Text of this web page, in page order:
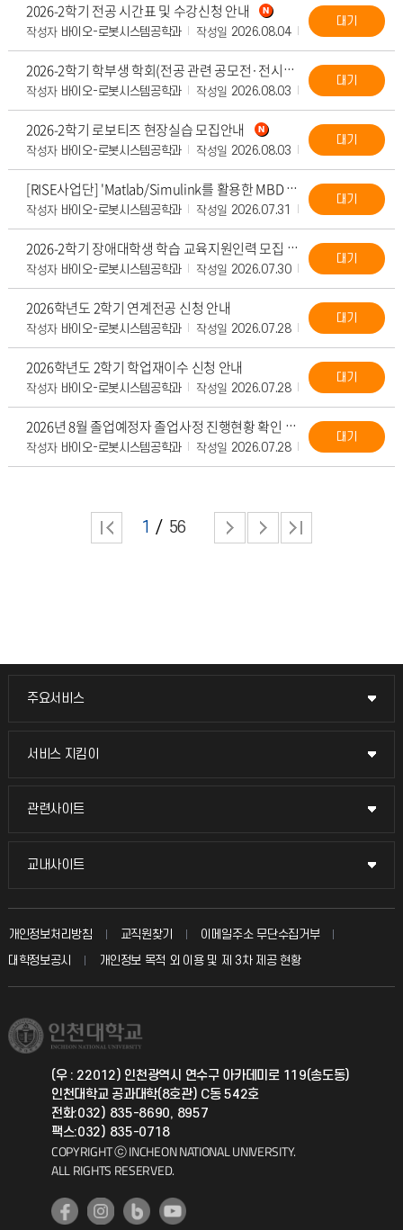
2026-2학기 전공 시간표 및 수강신청 안내
작성자 바이오-로봇시스템공학과 작성일 2026.08.04 조회수 첨부
대기
2026-2학기 학부생 학회(전공 관련 공모전·전시회·각종 대회 포함)발표 지원 프로그램
작성자 바이오-로봇시스템공학과 작성일 2026.08.03 조회수 첨부
대기
2026-2학기 로보티즈 현장실습 모집안내
작성자 바이오-로봇시스템공학과 작성일 2026.08.03 조회수 첨부
대기
[RISE사업단] 'Matlab/Simulink를 활용한 MBD 입문 과정&apo
작성자 바이오-로봇시스템공학과 작성일 2026.07.31 조회수 첨부
대기
2026-2학기 장애대학생 학습 교육지원인력 모집 안내
작성자 바이오-로봇시스템공학과 작성일 2026.07.30 조회수 첨부
대기
2026학년도 2학기 연계전공 신청 안내
작성자 바이오-로봇시스템공학과 작성일 2026.07.28 조회수 첨부
대기
2026학년도 2학기 학업재이수 신청 안내
작성자 바이오-로봇시스템공학과 작성일 2026.07.28 조회수 첨부
대기
2026년 8월 졸업예정자 졸업사정 진행현황 확인 안내
작성자 바이오-로봇시스템공학과 작성일 2026.07.28 조회수 첨부
대기
1 56
주요서비스
주요서비스
교무회의방송
입학안내
취업정보(학생)
서비스 지킴이
서비스 지킴이
묻고 답하기
칭찬마당
학생서비스 지킴이
관련사이트
관련사이트
국방헬프콜
총동문회
교내사이트
교내사이트
교수회
교육혁신본부
국제지원과
공자아카데미
기초교육원
개인정보처리방침 교직원찾기
이메일주소 무단수집거부
대학정보공시
개인정보 목적 외 이용 및 제 3차 제공 현황
(우 : 22012) 인천광역시 연수구 아카데미로 119(송도동)
인천대학교 공과대학(8호관) C동 542호
전화:032) 835-8690, 8957
팩스:032) 835-0718
COPYRIGHT ⓒ INCHEON NATIONAL UNIVERSITY.
ALL RIGHTS RESERVED.